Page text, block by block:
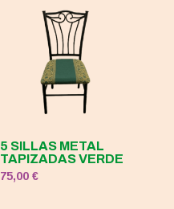
5 SILLAS METAL
TAPIZADAS VERDE
75,00€